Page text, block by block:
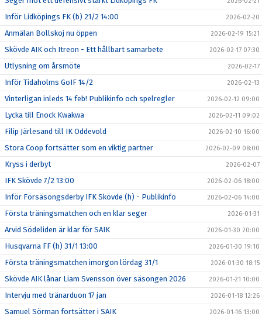
Inför Lidköpings FK (b) 21/2 14:00 2026-02-20
Anmälan Bollskoj nu öppen 2026-02-19 15:21
Skövde AIK och Itreon - Ett hållbart samarbete 2026-02-17 07:30
Utlysning om årsmöte 2026-02-17
Inför Tidaholms GoIF 14/2 2026-02-13
Vinterligan inleds 14 feb! Publikinfo och spelregler 2026-02-12 09:00
Lycka till Enock Kwakwa 2026-02-11 09:02
Filip Järlesand till IK Oddevold 2026-02-10 16:00
Stora Coop fortsätter som en viktig partner 2026-02-09 08:00
Kryss i derbyt 2026-02-07
IFK Skövde 7/2 13:00 2026-02-06 18:00
Inför Försäsongsderby IFK Skövde (h) - Publikinfo 2026-02-06 14:00
Första träningsmatchen och en klar seger 2026-01-31
Arvid Södeliden är klar för SAIK 2026-01-30 20:00
Husqvarna FF (h) 31/1 13:00 2026-01-30 19:10
Första träningsmatchen imorgon lördag 31/1 2026-01-30 18:15
Skövde AIK lånar Liam Svensson över säsongen 2026 2026-01-21 10:00
Intervju med tränarduon 17 jan 2026-01-18 12:26
Samuel Sörman fortsätter i SAIK 2026-01-16 13:00